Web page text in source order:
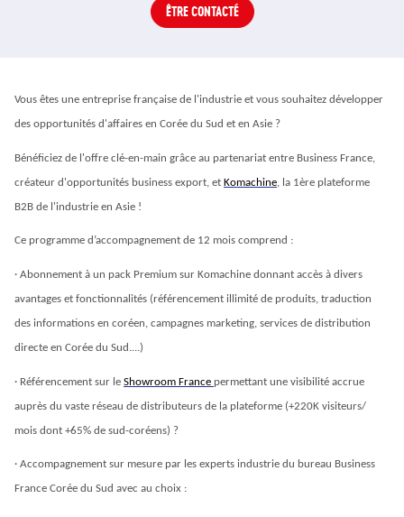
ÊTRE CONTACTÉ
Vous êtes une entreprise française de l'industrie et vous souhaitez développer
des opportunités d'affaires en Corée du Sud et en Asie ?
Bénéficiez de l'offre clé-en-main grâce au partenariat entre Business France,
créateur d'opportunités business export, et Komachine, la 1ère plateforme
B2B de l'industrie en Asie !
Ce programme d’accompagnement de 12 mois comprend :
· Abonnement à un pack Premium sur Komachine donnant accès à divers
avantages et fonctionnalités (référencement illimité de produits, traduction
des informations en coréen, campagnes marketing, services de distribution
directe en Corée du Sud....)
· Référencement sur le Showroom France permettant une visibilité accrue
auprès du vaste réseau de distributeurs de la plateforme (+220K visiteurs/
mois dont +65% de sud-coréens) ?
· Accompagnement sur mesure par les experts industrie du bureau Business
France Corée du Sud avec au choix :